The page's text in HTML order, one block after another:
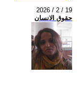
2026 / 2 / 19
حقوق الانسان